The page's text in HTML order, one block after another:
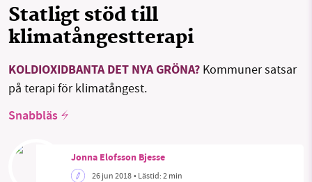
OM OSS
Threads
Statligt stöd till
klimatångestterapi
KOLDIOXIDBANTA DET NYA GRÖNA? Kommuner satsar
på terapi för klimatångest.
Snabbläs
Jonna Elofsson Bjesse
26 jun 2018• Lästid:2 min